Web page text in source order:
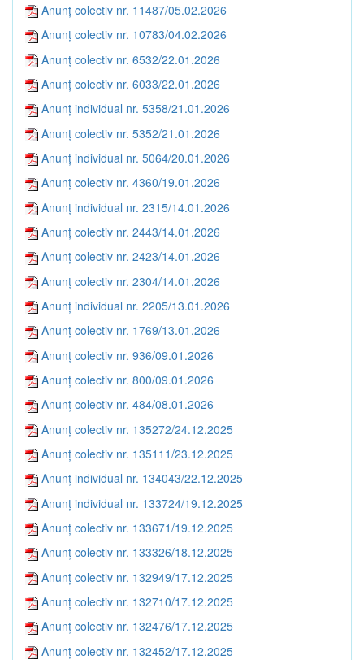
Anunț colectiv nr. 11487/05.02.2026
Anunț colectiv nr. 10783/04.02.2026
Anunț colectiv nr. 6532/22.01.2026
Anunț colectiv nr. 6033/22.01.2026
Anunț individual nr. 5358/21.01.2026
Anunț colectiv nr. 5352/21.01.2026
Anunț individual nr. 5064/20.01.2026
Anunț colectiv nr. 4360/19.01.2026
Anunț individual nr. 2315/14.01.2026
Anunț colectiv nr. 2443/14.01.2026
Anunț colectiv nr. 2423/14.01.2026
Anunț colectiv nr. 2304/14.01.2026
Anunț individual nr. 2205/13.01.2026
Anunț colectiv nr. 1769/13.01.2026
Anunț colectiv nr. 936/09.01.2026
Anunț colectiv nr. 800/09.01.2026
Anunț colectiv nr. 484/08.01.2026
Anunț colectiv nr. 135272/24.12.2025
Anunț colectiv nr. 135111/23.12.2025
Anunț individual nr. 134043/22.12.2025
Anunț individual nr. 133724/19.12.2025
Anunț colectiv nr. 133671/19.12.2025
Anunț colectiv nr. 133326/18.12.2025
Anunț colectiv nr. 132949/17.12.2025
Anunț colectiv nr. 132710/17.12.2025
Anunț colectiv nr. 132476/17.12.2025
Anunț colectiv nr. 132452/17.12.2025